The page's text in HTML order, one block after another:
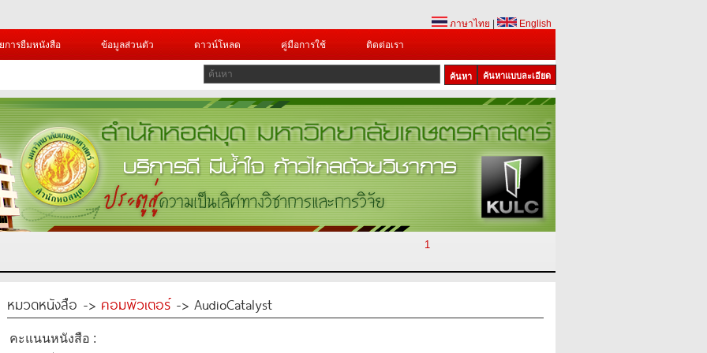
ภาษาไทย
English
การยืมหนังสือ
ข้อมูลส่วนตัว ดาวน์โหลด คู่มือการใช้ ติดต่อเรา
ค้นหาแบบละเอียด
1
หมวดหนังสือ -> คอมพิวเตอร์-> AudioCatalyst
คะแนนหนังสือ :